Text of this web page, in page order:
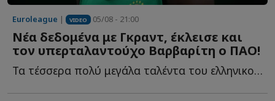
Euroleague | VIDEO 05/08 - 21:00
Νέα δεδομένα με Γκραντ, έκλεισε και
τον υπερταλαντούχο Βαρβαρίτη ο ΠΑΟ!
Τα τέσσερα πολύ μεγάλα ταλέντα του ελληνικού μπάσκετ, η...